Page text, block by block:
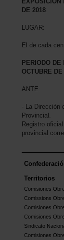
DE 2018.
LUGAR:
El de cada
PERIODO
OCTUBRE DE
ANTE:
- La Dirección
Provincial.
Registro
provincial
Territorios
Comisiones
Comissions
Comisiones
Comisiones
Sindicato
Comisiones